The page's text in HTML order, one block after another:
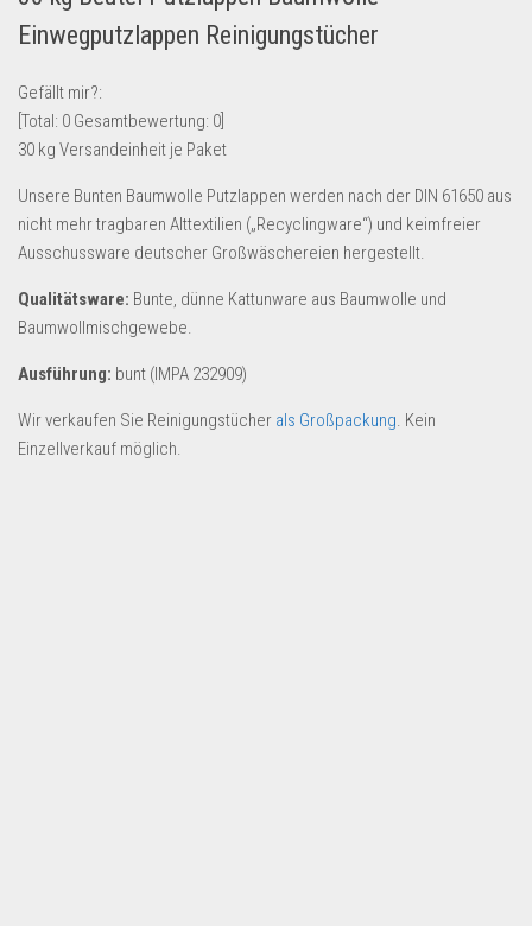
Lebensmittel & Getränke
Multimedia & Elektro
Münzen
Spielzeug & Games
Schuhe & Accessoires
Sport & Freizeit
Uhren & Schmuck
Restposten-Angebote
Sonderposten-Angebote
Einwegputzlappen Reinigungstücher
Gefällt mir?:
[Total: 0 Gesamtbewertung: 0
30 kg Versandeinheit je Paket
Unsere Bunten Baumwolle Putzlappen werden nach der DIN 61650 aus
nicht mehr tragbaren Alttextilien („Recyclingware“) und keimfreier
Ausschussware deutscher Großwäschereien hergestellt.
Qualitätsware: Bunte, dünne Kattunware aus Baumwolle und
Baumwollmischgewebe.
Ausführung: bunt (IMPA 232909)
Wir verkaufen Sie Reinigungstücher als Großpackung. Kein
Einzellverkauf möglich.